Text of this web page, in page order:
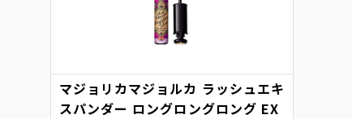
マジョリカマジョルカ ラッシュエキ
スパンダー ロングロングロング EX